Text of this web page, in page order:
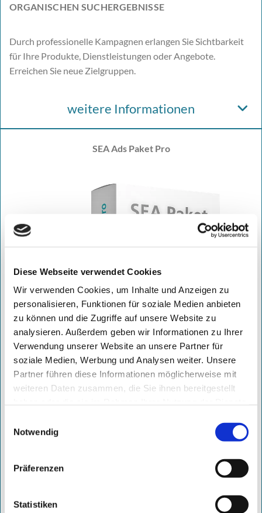
Diese Webseite verwendet Cookies
Wir verwenden Cookies, um Inhalte und Anzeigen zu
personalisieren, Funktionen für soziale Medien anbieten
zu können und die Zugriffe auf unsere Website zu
analysieren. Außerdem geben wir Informationen zu Ihrer
Verwendung unserer Website an unsere Partner für
soziale Medien, Werbung und Analysen weiter. Unsere
Partner führen diese Informationen möglicherweise mit
weiteren Daten zusammen, die Sie ihnen bereitgestellt
Notwendig
Präferenzen
Statistiken
ORGANISCHEN SUCHERGEBNISSE
Durch professionelle Kampagnen erlangen Sie Sichtbarkeit
für Ihre Produkte, Dienstleistungen oder Angebote.
Erreichen Sie neue Zielgruppen.
weitere Informationen
SEA Ads Paket Pro
DAUERHAFTER ERFOLG MIT MAXIMALER